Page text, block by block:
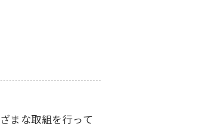
まな取組を行って